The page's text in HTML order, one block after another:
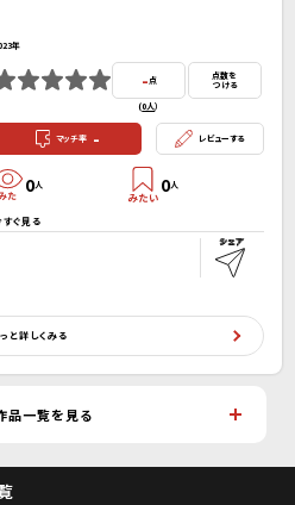
年
-点
(0人）
点数を
つける
マッチ率 - レビューする
0人 0人
すぐ見る
と詳しくみる
品一覧を見る